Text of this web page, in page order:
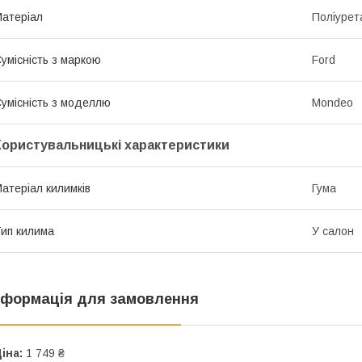
з маркою Ford
з моделлю Mondeo
характеристики
килимків Гума
килима У салон
для замовлення
1 749 ₴